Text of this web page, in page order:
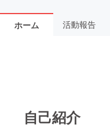
ホーム 活動報告
自己紹介